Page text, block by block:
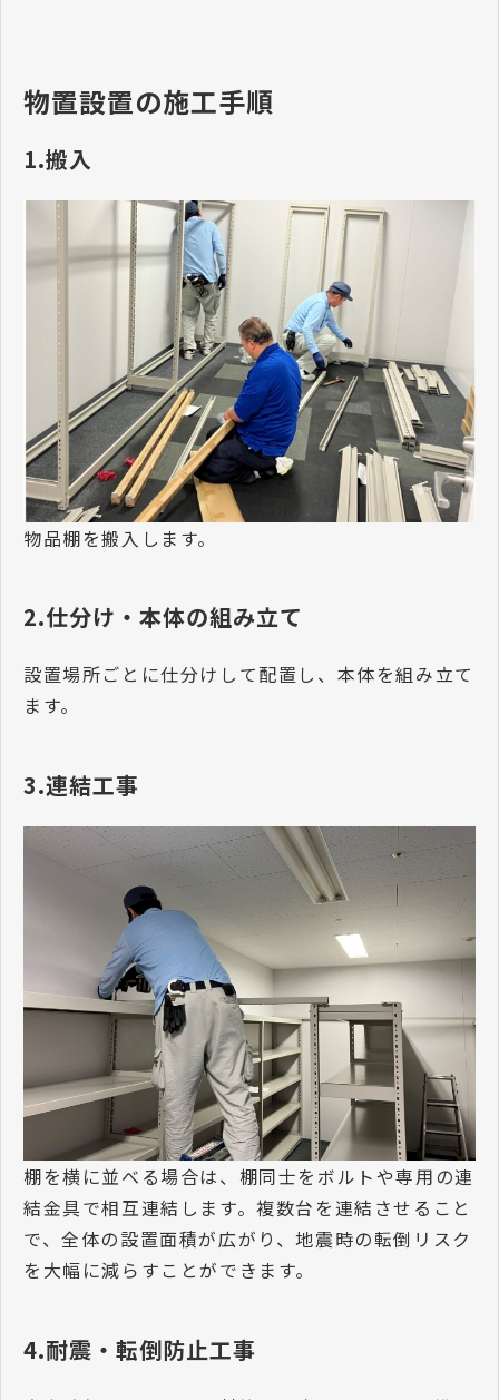
物置設置の施工手順
1.搬入
物品棚を搬入します。
2.仕分け・本体の組み立て
設置場所ごとに仕分けして配置し、本体を組み立て
ます。
3.連結工事
棚を横に並べる場合は、棚同士をボルトや専用の連
結金具で相互連結します。複数台を連結させること
で、全体の設置面積が広がり、地震時の転倒リスク
を大幅に減らすことができます。
4.耐震・転倒防止工事